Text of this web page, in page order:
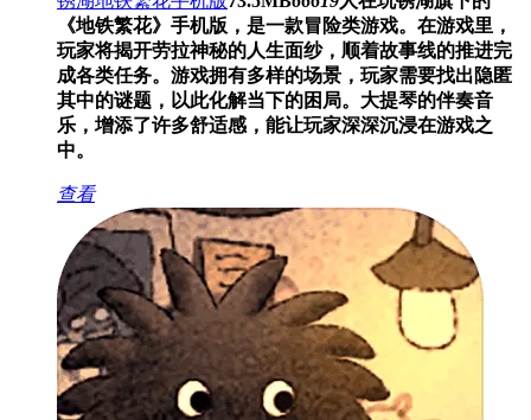
《地铁繁花》手机版，是一款冒险类游戏。在游戏里，
玩家将揭开劳拉神秘的人生面纱，顺着故事线的推进完
成各类任务。游戏拥有多样的场景，玩家需要找出隐匿
其中的谜题，以此化解当下的困局。大提琴的伴奏音
乐，增添了许多舒适感，能让玩家深深沉浸在游戏之
中。
查看